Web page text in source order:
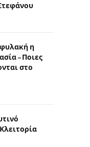
η
– Ποιες
στο